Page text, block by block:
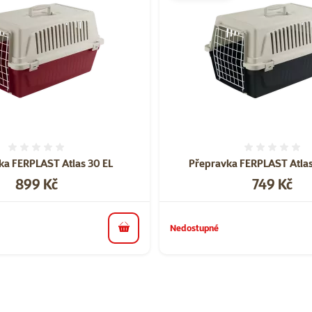
FERPLAST Atlas 30 EL
Cena
899 Kč
do košíku
Přepravka FERPLAST
Cena
749 Kč
Nedostupné